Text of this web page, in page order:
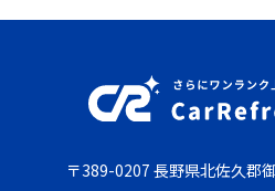
〒389-0207 長野県北佐久郡